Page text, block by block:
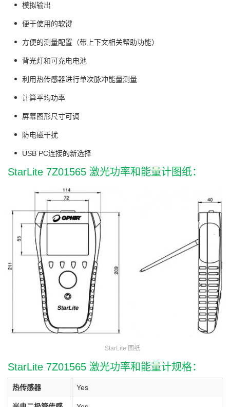
模拟输出
便于使用的软键
方便的测量配置（带上下文相关帮助功能）
背光灯和可充电电池
利用热传感器进行单次脉冲能量测量
计算平均功率
屏幕图形尺寸可调
防电磁干扰
USB PC连接的新选择
StarLite 7Z01565 激光功率和能量计图纸：
StarLite 图纸
StarLite 7Z01565 激光功率和能量计规格：
热传感器 Yes